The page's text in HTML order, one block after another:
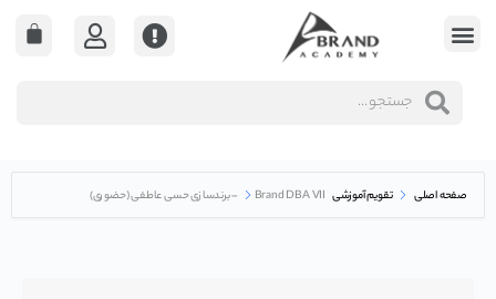
صفحه اصلی تقویم آموزشی Brand DBA VII – برندسازی حسی عاطفی (حضوری)